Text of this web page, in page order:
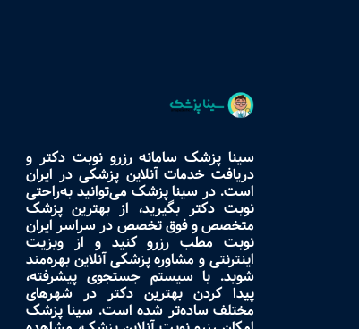
سینا پزشک سامانه رزرو نوبت دکتر و
دریافت خدمات آنلاین پزشکی در ایران
است. در سینا پزشک می‌توانید به‌راحتی
نوبت دکتر بگیرید، از بهترین پزشک
متخصص و فوق تخصص در سراسر ایران
نوبت مطب رزرو کنید و از ویزیت
اینترنتی و مشاوره پزشکی آنلاین بهره‌مند
شوید. با سیستم جستجوی پیشرفته،
پیدا کردن بهترین دکتر در شهرهای
مختلف ساده‌تر شده است. سینا پزشک